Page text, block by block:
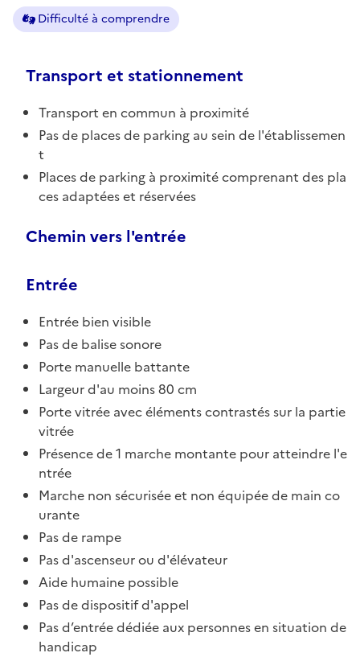
Difficulté à comprendre
Transport et stationnement
Transport en commun à proximité
Pas de places de parking au sein de l'établissemen
t
Places de parking à proximité comprenant des pla
ces adaptées et réservées
Chemin vers l'entrée
Entrée
Entrée bien visible
Pas de balise sonore
Porte manuelle battante
Largeur d'au moins 80 cm
Porte vitrée avec éléments contrastés sur la partie
vitrée
Présence de 1 marche montante pour atteindre l'e
ntrée
Marche non sécurisée et non équipée de main co
urante
Pas de rampe
Pas d'ascenseur ou d'élévateur
Aide humaine possible
Pas de dispositif d'appel
Pas d’entrée dédiée aux personnes en situation de
handicap